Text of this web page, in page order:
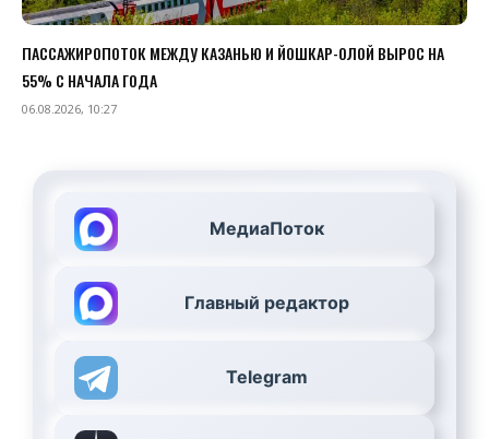
ПАССАЖИРОПОТОК МЕЖДУ КАЗАНЬЮ И ЙОШКАР-ОЛОЙ ВЫРОС НА
55% С НАЧАЛА ГОДА
06.08.2026, 10:27
МедиаПоток
Главный редактор
Telegram